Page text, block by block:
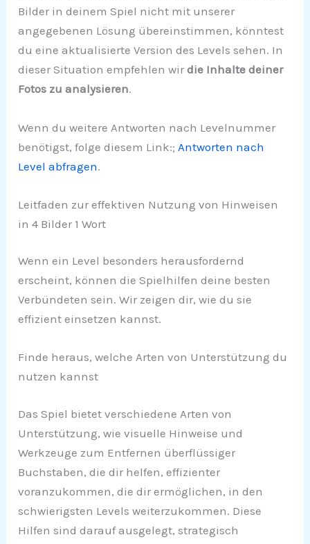
Bilder in deinem Spiel nicht mit unserer
angegebenen Lösung übereinstimmen, könntest
du eine aktualisierte Version des Levels sehen. In
dieser Situation empfehlen wirdie Inhalte deiner
Fotos zu analysieren.
Wenn du weitere Antworten nach Levelnummer
benötigst, folge diesem Link:; Antworten nach
Level abfragen.
Leitfaden zur effektiven Nutzung von Hinweisen
in 4 Bilder 1 Wort
Wenn ein Level besonders herausfordernd
erscheint, können die Spielhilfen deine besten
Verbündeten sein. Wir zeigen dir, wie du sie
effizient einsetzen kannst.
Finde heraus, welche Arten von Unterstützung du
nutzen kannst
Das Spiel bietet verschiedene Arten von
Unterstützung, wie visuelle Hinweise und
Werkzeuge zum Entfernen überflüssiger
Buchstaben, die dir helfen, effizienter
voranzukommen, die dir ermöglichen, in den
schwierigsten Levels weiterzukommen. Diese
Hilfen sind darauf ausgelegt, strategisch